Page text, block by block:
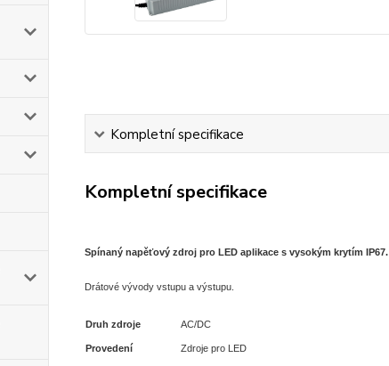
Kompletní specifikace
Kompletní specifikace
Spínaný napěťový zdroj pro LED aplikace s vysokým krytím IP67.
Drátové vývody vstupu a výstupu.
Druh zdroje AC/DC
Provedení Zdroje pro LED